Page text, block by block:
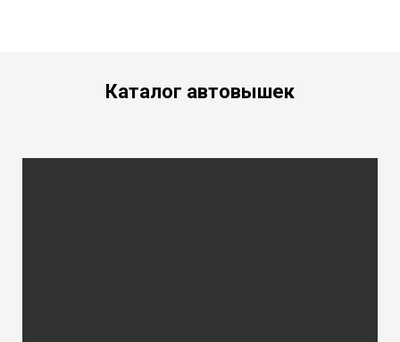
Каталог автовышек